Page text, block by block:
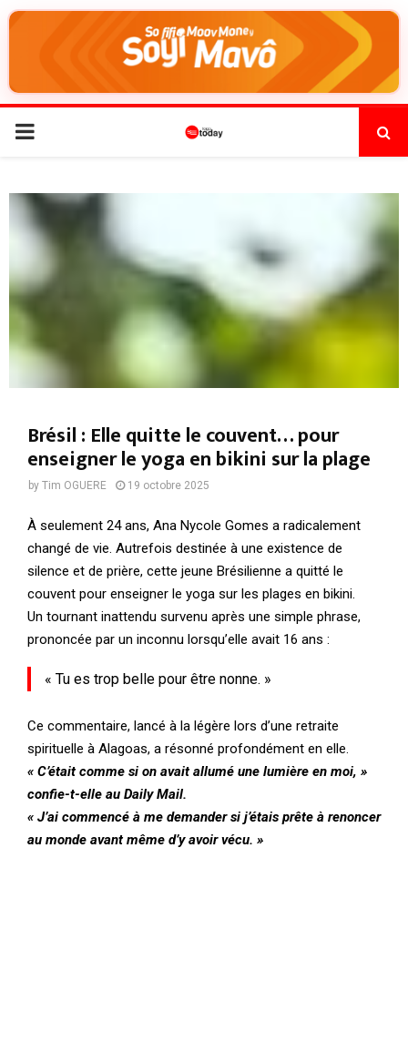
Brésil : Elle quitte le couvent… pour
enseigner le yoga en bikini sur la plage
by Tim OGUERE 19 octobre 2025
À seulement 24 ans, Ana Nycole Gomes a radicalement
changé de vie. Autrefois destinée à une existence de
silence et de prière, cette jeune Brésilienne a quitté le
couvent pour enseigner le yoga sur les plages en bikini.
Un tournant inattendu survenu après une simple phrase,
prononcée par un inconnu lorsqu’elle avait 16 ans :
« Tu es trop belle pour être nonne. »
Ce commentaire, lancé à la légère lors d’une retraite
spirituelle à Alagoas, a résonné profondément en elle.
« C’était comme si on avait allumé une lumière en moi, »
confie-t-elle au Daily Mail.
« J’ai commencé à me demander si j’étais prête à renoncer
au monde avant même d’y avoir vécu. »